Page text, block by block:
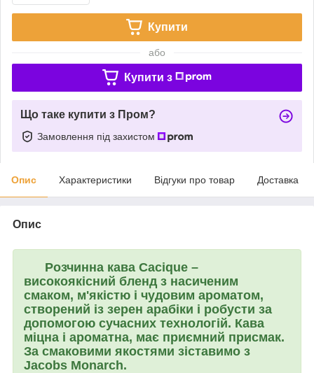
Купити
або
Купити з
Що таке купити з Пром?
Замовлення під захистом
Опис Характеристики Відгуки про товар Доставка
Опис
Розчинна кава Cacique –
високоякісний бленд з насиченим
смаком, м'якістю і чудовим ароматом,
створений із зерен арабіки і робусти за
допомогою сучасних технологій. Кава
міцна і ароматна, має приємний присмак.
За смаковими якостями зіставимо з
Jacobs Monarch.